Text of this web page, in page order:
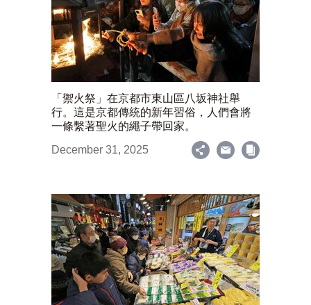
「禦火祭」在京都市東山區八坂神社舉
行。這是京都傳統的新年習俗，人們會將
一條繫著聖火的繩子帶回家。
December 31, 2025